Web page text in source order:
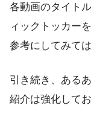
各動画のタイト
ィックトッカー
参考にしてみて
引き続き、ある
紹介は強化して